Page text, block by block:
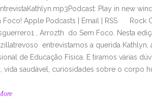
Play in new
Foco! Apple Podcasts | Email | RSS Rock
, Arrozth do Sem Foco. Nesta
entrevistamos a querida Kathlyn,
de Educação Física. E tiramos várias
vida saudável, curiosidades sobre o corpo